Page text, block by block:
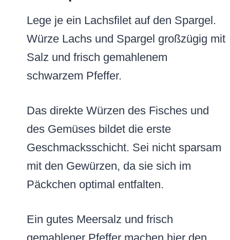
Lege je ein Lachsfilet auf den Spargel.
Würze Lachs und Spargel großzügig mit
Salz und frisch gemahlenem
schwarzem Pfeffer.
Das direkte Würzen des Fisches und
des Gemüses bildet die erste
Geschmacksschicht. Sei nicht sparsam
mit den Gewürzen, da sie sich im
Päckchen optimal entfalten.
Ein gutes Meersalz und frisch